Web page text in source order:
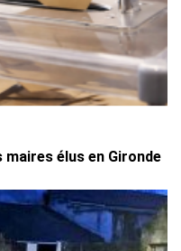
maires élus en Gironde